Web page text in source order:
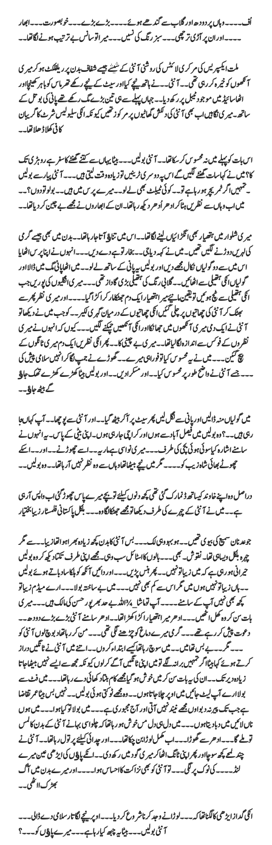
اُف ۔۔۔۔وہاں پر دودھ اور گلاب سے گندھے ہوئے ۔۔۔۔ بڑے بڑے ۔۔۔خوبصورت۔۔۔ابھار
۔۔۔۔اور ان پر آڑی ترچھی ۔۔۔سبز رنگ کی نسیں ۔۔۔میرا تو سانس بے ترتیب ہونے لگا تھا ۔۔
ملت ایکسپریس کی مرکری لائٹس کی روشنی آنٹی کے شیشے جیسے شفاف بدن پر ریلفلکٹ ہو کر میری
آنکھوں کو خیرہ کر رہی تھی ۔۔آنٹی ۔۔نے ہاتھ نیچے کیا اور سیٹ کے نیچے رکھے تھرماس کو باہر کھینچا اور
اٹھا سائیڈ میں موجود ٹیبل پر رکھ دیا ۔۔جہاں پہلے سے ہی تین بڑے مگ رکھے تھے پانی کی بوتل کے
ساتھ ۔میری نگاہیں اب بھی آنٹی کی دلکش گھاٹیوں پر مرکوز تھیں کیو نکہ انکی سلیو لیس شرٹ کا گریبان
کافی کھلا ڈھلا تھا ۔۔
اس بات کو پہلے میں نہ محسوس کر سکا تھا ۔۔آنٹی بولیں ۔۔۔ بیٹا یہاں سے کتنے گھنٹے کا سفر ہے روہڑی تک
کا ؟ میں نے کہا سات گھنٹے لگیں گے اس پہ دوسری ٹرینیں تو زیادہ وقت لیتی ہیں ۔۔۔آنٹی پیار سے بولیں
۔تمہیں اگر ٹمریچر ہو رہا ہے تو ۔۔ کوئی ٹیبلٹ بھی لے لو ۔۔ میرے پرس میں ہیں ۔۔بولو تو دوں ؟ ۔۔
میں اب وہاں سے نظریں ہٹا کر ادھر اُدھر دیکھ رہا تھا ۔ ان کے ابھاروں نے مجھے بے چین کر دیا تھا ۔۔
میری شلوار میں ہتھیار بھی انگڑائیاں لینے لگا تھا ۔۔اس میں تناﺅ آتا جا رہا تھا ۔۔بدن میں بھی جیسے گرمی
کی لہر یں دوڑنے لگیں تھیں ۔میں نے کہہ دیا جی ۔۔بخار تو ہے دے دیں ۔۔۔انہوں نے اپنا پرس اٹھایا
اس میں سے دو گولیاں نکا ل مجھے دیں اور بولیں یہ پانی کے ساتھ لے لو۔۔میں اٹھا پانی مگ میں ڈالا اور
گولیاں انکی ہتھیلی سے اٹھائیں ۔۔گلابی رنگ کی ہتھیلی بڑی گاداز تھی ۔۔۔میری انگلیوں کی پوریں جب
انکی ہتھیلی سے ٹچ ہوئیں تو یقین مانیئے میرا ہتھیار ایک دم جھٹکا مار کر اکڑا گیا ۔۔۔۔اور میری نظر پھر سے
بھٹک کر آنٹی کی چھاتیوں پر چلی گئیں انکی چھاتیوں کے درمیان گہری لکیر ۔۔کو جب میں نے دیکھا تو
آنٹی نے ایک دمی میری آنکھوں میں جھانکا اور انکی آنکھیں چمکنے لگیں ۔۔۔کیوں کہ انہوں نے میری
نظروں کے فوکس سے اندازہ لگا لیا تھا ۔۔میری بے چینی کا ۔۔پھر انکی نظریں ایک دم میری ٹانگوں کے
بیچ گئین ۔۔۔میں نے یہ محسوس کیا تو فورا ہی میرے ۔۔گھوڑے نے جمپ لگا کر انہیں سلامی پیش کی
۔۔۔جسے آنٹی نے واضح طور پر محسوس کیا ۔۔اور مسکرا دیں ۔۔اور بولیں بیٹا کھڑے کھڑے تھک جاﺅ
گے بیٹھ جاﺅ ۔۔
میں گولیاں منہ ڈالیں اور پانی سے نگل لیں پھر سیٹ پر آکر بیٹھ گیا ۔۔اور آنٹی سے پوچھا ۔۔آپ کہا ںجا
رہی ہیں ۔۔؟ وہ بولیں میں فیصل آباد سے ہوں اور کراچی جارہی ہوں ۔اپنی بیٹی کے پاس ۔یہ انہوں نے
سامنے اشارہ کیا سوئی ہوئی بچی کی طرف ۔۔۔میری نواسی ہے ماریہ ۔۔اسے چھوڑنے ۔۔اور ۔۔اسکے
چھوٹے بھائی شاہ زیب کو ۔۔۔۔مگر میں نیچے بیٹھا تھا وہاں سے وہ نظر نہیں آرہا تھا ۔۔ وہ بولیں ۔۔
دراصل وہ اپنے خاوند کیساتھ ڈنمارک گئی تھی کچھ دنوں کیلئے تو بچے میرے پاس چھوڑ گئی اب واپس آرہی
ہے ۔۔میں نے آنٹی کے چہرے کی طرف دیکھا تو مجھے جھٹکا لگا وہ ۔۔۔بلکل پاکستانی فلمسٹار زیبا بختیار
جو عدنان سمیع کی بیوی تھیں ۔۔ہو بہو وہی لک ۔۔۔بس آنٹی کا بدن کچھ زیادہ بھرا ہوا تھا زیبا ۔۔سے مگر
چہرہ بلکل ویسا ہی تھا ۔نقوش۔ بھی ۔۔۔بالوں کا اسٹائل سب وہی ۔مجھے اپنی طرف تکتا دیکھ کر وہ بولیں
حیرانی ہو رہی ہے کہ میں زیبا تو نہیں ۔۔پھر ہنس پڑیں ۔۔۔اور دائیں آنکھ کو ہلکا سا دباتے ہوئے بولیں
۔۔ہاں زیبا تو نہیں ہوں میں مگر اس سے کم بھی نہیں ۔۔۔میں بے ساختہ بولا ۔۔۔ارے میڈم زیبا تو
کچھ بھی نہیں آپ کے سامنے ۔۔۔۔آپ تو ماشا _¾ اللہ بے حد بھرپور حسن کی مالک ہیں ۔۔۔میری
بات سن کر وہ کھل اٹھیں ۔۔۔ادھر میرا ہتھیار اکڑا کھڑا تھا ۔۔ادھر سامنے آنٹی بڑے بڑے دودھ ۔۔
دعوت پیش کر رہے تھے ۔۔۔گرمی میرے دماغ کو چڑھنے لگی تھی ۔۔۔من کر رہا تھا دبوچ لوں آنٹی کو
۔۔۔مگر ۔۔بے بس تھا میں ۔۔میں سوچ رہا تھا کیسے ابتداءکروں ۔۔اتنے میں آنٹی نے ٹانگیں دراز
کرتے ہوئے کہا بیٹا اگر تمہیں برا نہ لگے تو میں اپنی ٹانگیں آگے کر لوں کیونکہ مجھ سے ایسے نہیں بیٹھا جاتا
زیادہ دیر تک ۔۔ان کی یہ بات سن کر میں خوش ہو گیا مجھے کام بنتا دکھائی دے رہا تھا ۔۔۔میں فٹ سے
بولا ارے آپ لیٹ جائیں میں اوپر چلا جاتا ہوں ۔۔وہ مجھے ٹوکتی ہوئی بولیں ۔۔نہیں بس بیٹا عمر تقاضا
ہے جب تک پیر نہ دبواوں مجھے نیند نہیں آتی اور آج مجبوری ہے ۔۔۔ میں بولا تو کیا ہوا ۔۔۔ میں ہوں
ناں لائیں میں دبا دیتا ہوں ۔۔۔میں دل ہی دل مں خوش ہو رہا تھا کہ چلو اسی بہانے آنٹی کے بدن کا لمس
تو ملے گا ۔۔۔ادھر سے گھوڑا۔۔۔ اب مکمل لوڑا بن چکا تھا ۔۔۔اور چدائی کیلئے پر تول رہا تھا ۔۔آنٹی نے
چند لمحے کچھ سوچا اور پھر اپنی ٹانگ اٹھا کر میری گود میں رکھ دی ۔۔انکے پاﺅں کی ایڑھی عین میرے
لنڈ۔۔۔۔ کی نوک پر لگی ۔۔۔تو آنٹی کو بھی نزاکت کا احساس ہوا ۔۔۔۔اور میرے بدن میں آگ
بھڑک ااٹھی ۔۔
انکی گداز ایڑھی کا لگنا تھا کہ ۔۔۔لوڑا نے وجد کرنا شروع کردیا ۔۔۔اوپر نیچے لگاتار سلامی دے ڈالی ۔۔۔
آنٹی بولیں ۔۔۔بیٹا یہ چبھ کیا رہا ہے ۔۔۔میرے پاﺅں کو ۔۔۔؟